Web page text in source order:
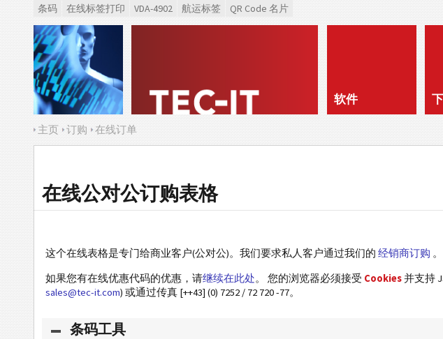
条码 在线标签打印 VDA-4902 航运标签 QR Code 名片
软件
主页 订购 在线订单
在线公对公订购表格
这个在线表格是专门给商业客户(公对公)。我们要求私人客户通过我们的 经销商订购 。
如果您有在线优惠代码的优惠，请继续在此处。 您的浏览器必须接受 Cookies并支持
sales@tec-it.com) 或通过传真 [++43] (0) 7252 / 72 720 -77。
条码工具